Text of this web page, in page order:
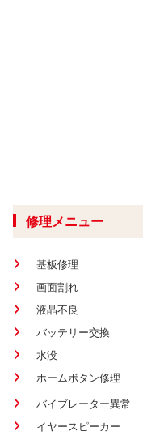
修理メニュー
基板修理
画面割れ
液晶不良
バッテリー交換
水没
ホームボタン修理
バイブレーター異常
イヤースピーカー